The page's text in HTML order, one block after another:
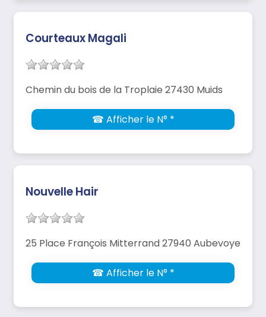
Courteaux Magali
Chemin du bois de la Troplaie 27430 Muids
☎ Afficher le N° *
Nouvelle Hair
25 Place François Mitterrand 27940 Aubevoye
☎ Afficher le N° *